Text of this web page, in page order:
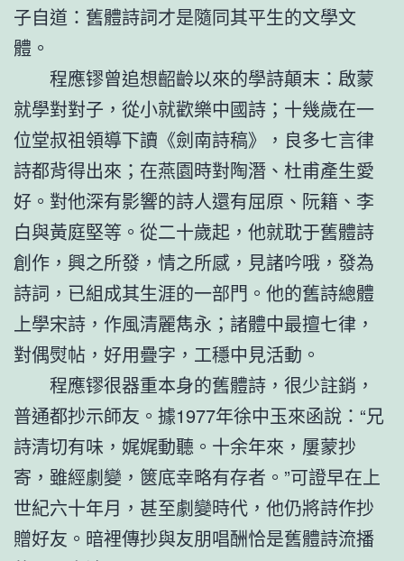
子自道：舊體詩詞才是隨同其平生的文學文
體。
程應镠曾追想齠齡以來的學詩顛末：啟蒙
就學對對子，從小就歡樂中國詩；十幾歲在一
位堂叔祖領導下讀《劍南詩稿》，良多七言律
詩都背得出來；在燕園時對陶潛、杜甫產生愛
好。對他深有影響的詩人還有屈原、阮籍、李
白與黃庭堅等。從二十歲起，他就耽于舊體詩
創作，興之所發，情之所感，見諸吟哦，發為
詩詞，已組成其生涯的一部門。他的舊詩總體
上學宋詩，作風清麗雋永；諸體中最擅七律，
對偶熨帖，好用疊字，工穩中見活動。
程應镠很器重本身的舊體詩，很少註銷，
普通都抄示師友。據1977年徐中玉來函說：“兄
詩清切有味，娓娓動聽。十余年來，屢蒙抄
寄，雖經劇變，篋底幸略有存者。”可證早在上
世紀六十年月，甚至劇變時代，他仍將詩作抄
贈好友。暗裡傳抄與友朋唱酬恰是舊體詩流播